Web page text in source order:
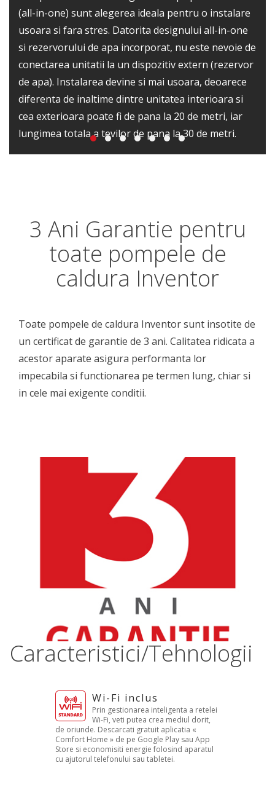
(all-in-one) sunt alegerea ideala pentru o instalare
usoara si fara stres. Datorita designului all-in-one
si rezervorului de apa incorporat, nu este nevoie de
conectarea unitatii la un dispozitiv extern (rezervor
de apa). Instalarea devine si mai usoara, deoarece
diferenta de inaltime dintre unitatea interioara si
cea exterioara poate fi de pana la 20 de metri, iar
lungimea totala a tevilor de pana la 30 de metri.
3 Ani Garantie pentru
toate pompele de
caldura Inventor
Toate pompele de caldura Inventor sunt insotite de
un certificat de garantie de 3 ani. Calitatea ridicata a
acestor aparate asigura performanta lor
impecabila si functionarea pe termen lung, chiar si
in cele mai exigente conditii.
Caracteristici/Tehnologii
Wi-Fi inclus
Prin gestionarea inteligenta a retelei
Wi-Fi, veti putea crea mediul dorit,
de oriunde. Descarcati gratuit aplicatia «
Comfort Home » de pe Google Play sau App
Store si economisiti energie folosind aparatul
cu ajutorul telefonului sau tabletei.